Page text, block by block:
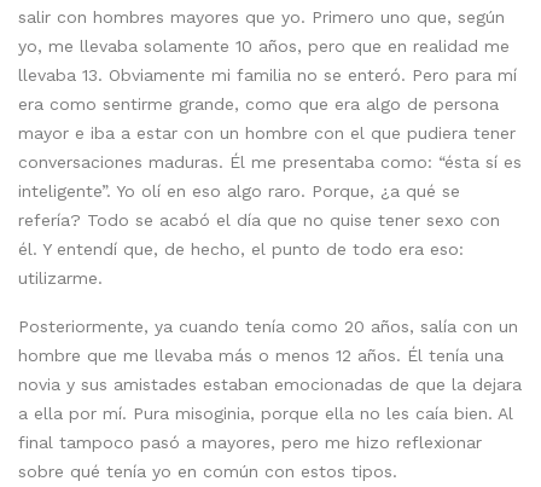
salir con hombres mayores que yo. Primero uno que, según
yo, me llevaba solamente 10 años, pero que en realidad me
llevaba 13. Obviamente mi familia no se enteró. Pero para mí
era como sentirme grande, como que era algo de persona
mayor e iba a estar con un hombre con el que pudiera tener
conversaciones maduras. Él me presentaba como: “ésta sí es
inteligente”. Yo olí en eso algo raro. Porque, ¿a qué se
refería? Todo se acabó el día que no quise tener sexo con
él. Y entendí que, de hecho, el punto de todo era eso:
utilizarme.
Posteriormente, ya cuando tenía como 20 años, salía con un
hombre que me llevaba más o menos 12 años. Él tenía una
novia y sus amistades estaban emocionadas de que la dejara
a ella por mí. Pura misoginia, porque ella no les caía bien. Al
final tampoco pasó a mayores, pero me hizo reflexionar
sobre qué tenía yo en común con estos tipos.